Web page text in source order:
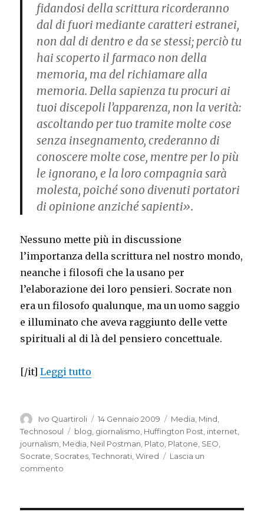
fidandosi della scrittura ricorderanno
dal di fuori mediante caratteri estranei,
non dal di dentro e da se stessi; perciò tu
hai scoperto il farmaco non della
memoria, ma del richiamare alla
memoria. Della sapienza tu procuri ai
tuoi discepoli l’apparenza, non la verità:
ascoltando per tuo tramite molte cose
senza insegnamento, crederanno di
conoscere molte cose, mentre per lo più
le ignorano, e la loro compagnia sarà
molesta, poiché sono divenuti portatori
di opinione anziché sapienti».
Nessuno mette più in discussione
l’importanza della scrittura nel nostro mondo,
neanche i filosofi che la usano per
l’elaborazione dei loro pensieri. Socrate non
era un filosofo qualunque, ma un uomo saggio
e illuminato che aveva raggiunto delle vette
spirituali al di là del pensiero concettuale.
[/it]Leggi tutto
Autore
Ivo Quartiroli
Pubblicato
il
14 Gennaio 2009 Categorie
Media Mind
Technosoul
Tag
blog giornalismo Huffington Post internet
journalism Media Neil Postman Plato Platone SEO
Socrate Socrates ,Technorati ,Wired
Lascia un
commento